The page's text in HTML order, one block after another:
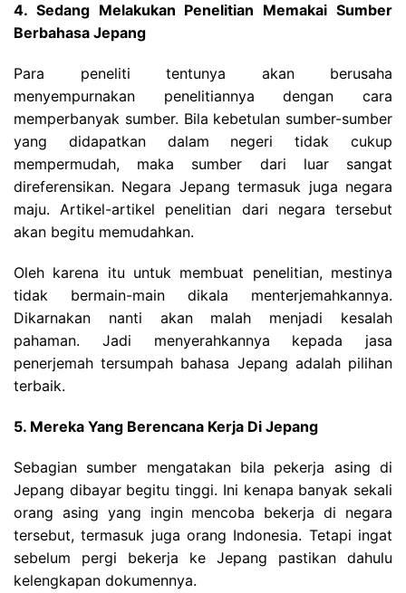
4. Sedang Melakukan Penelitian Memakai Sumber
Berbahasa Jepang
Para peneliti tentunya akan berusaha
menyempurnakan penelitiannya dengan cara
memperbanyak sumber. Bila kebetulan sumber-sumber
yang didapatkan dalam negeri tidak cukup
mempermudah, maka sumber dari luar sangat
direferensikan. Negara Jepang termasuk juga negara
maju. Artikel-artikel penelitian dari negara tersebut
akan begitu memudahkan.
Oleh karena itu untuk membuat penelitian, mestinya
tidak bermain-main dikala menterjemahkannya.
Dikarnakan nanti akan malah menjadi kesalah
pahaman. Jadi menyerahkannya kepada jasa
penerjemah tersumpah bahasa Jepang adalah pilihan
terbaik.
5. Mereka Yang Berencana Kerja Di Jepang
Sebagian sumber mengatakan bila pekerja asing di
Jepang dibayar begitu tinggi. Ini kenapa banyak sekali
orang asing yang ingin mencoba bekerja di negara
tersebut, termasuk juga orang Indonesia. Tetapi ingat
sebelum pergi bekerja ke Jepang pastikan dahulu
kelengkapan dokumennya.